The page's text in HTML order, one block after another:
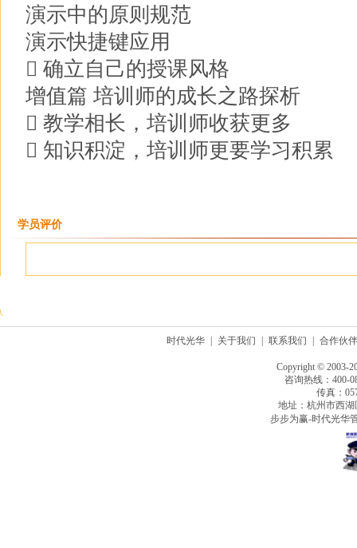
演示中的原则规范
演示快捷键应用
 确立自己的授课风格
增值篇 培训师的成长之路探析
 教学相长，培训师收获更多
 知识积淀，培训师更要学习积累
学员评价
时代光华 关于我们 联系我们 合作伙伴
Copyright © 2003-
咨询热线：400-
传真：
地址：杭州市西
步步为赢-时代光华